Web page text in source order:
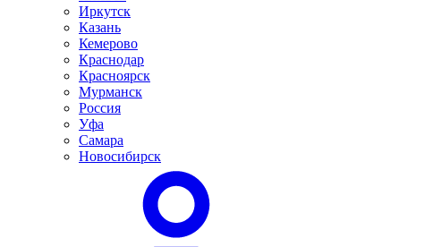
Иркутск
Казань
Кемерово
Краснодар
Красноярск
Мурманск
Россия
Уфа
Самара
Новосибирск